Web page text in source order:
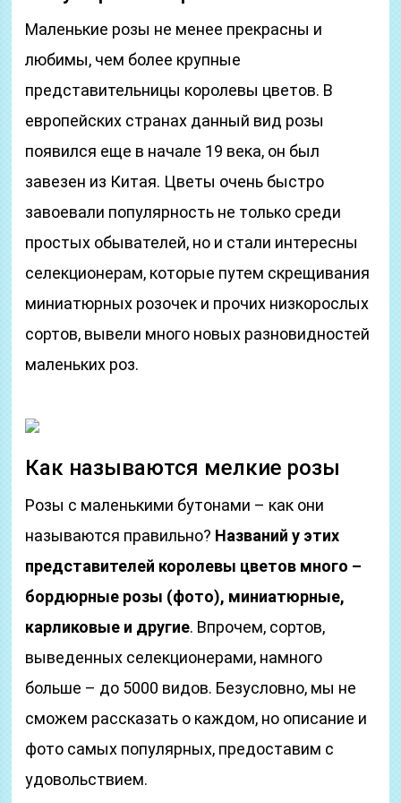
Маленькие розы не менее прекрасны и
любимы, чем более крупные
представительницы королевы цветов. В
европейских странах данный вид розы
появился еще в начале 19 века, он был
завезен из Китая. Цветы очень быстро
завоевали популярность не только среди
простых обывателей, но и стали интересны
селекционерам, которые путем скрещивания
миниатюрных розочек и прочих низкорослых
сортов, вывели много новых разновидностей
маленьких роз.
Как называются мелкие розы
Розы с маленькими бутонами – как они
называются правильно? Названий у этих
представителей королевы цветов много –
бордюрные розы (фото), миниатюрные,
карликовые и другие. Впрочем, сортов,
выведенных селекционерами, намного
больше – до 5000 видов. Безусловно, мы не
сможем рассказать о каждом, но описание и
фото самых популярных, предоставим с
удовольствием.